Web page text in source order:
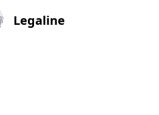
Legaline